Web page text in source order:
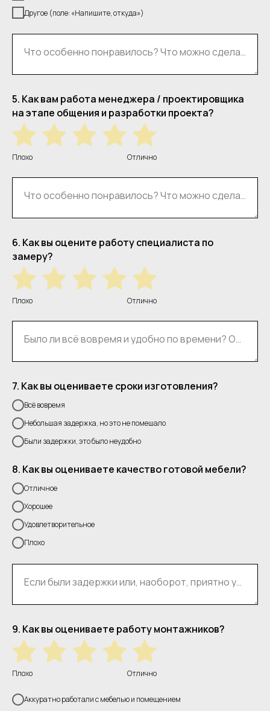
Другое (поле: «Напишите, откуда»)
Что особенно понравилось? Что можно сделать лучше на этом этапе?
5. Как вам работа менеджера / проектировщика
на этапе общения и разработки проекта?
Плохо Отлично
Что особенно понравилось? Что можно сделать лучше на этом этапе?
6. Как вы оцените работу специалиста по
замеру?
Плохо Отлично
Было ли всё вовремя и удобно по времени? Оставил ли замерщик после себя порядок? Напишите пару слов.
7. Как вы оцениваете сроки изготовления?
Всё вовремя
Небольшая задержка, но это не помешало
Были задержки, это было неудобно
8. Как вы оцениваете качество готовой мебели?
Отличное
Хорошее
Удовлетворительное
Плохо
Если были задержки или, наоборот, приятно удивили сроками — напишите, пожалуйста.
9. Как вы оцениваете работу монтажников?
Плохо Отлично
Аккуратно работали с мебелью и помещением